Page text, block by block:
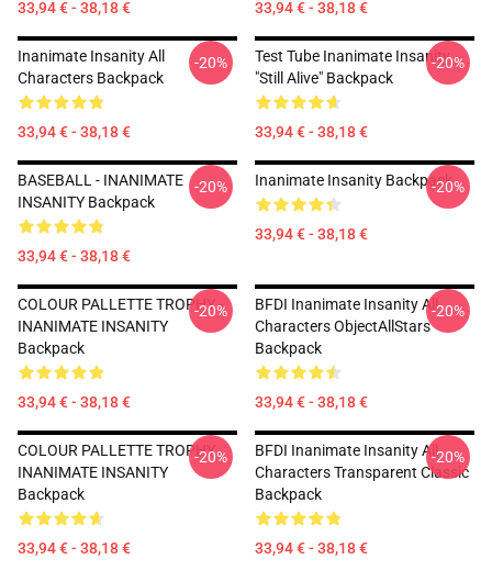
33,94 € - 38,18 € 33,94 € - 38,18 €
Inanimate Insanity All
Characters Backpack
33,94 € - 38,18 €
-20%
Test Tube Inanimate Insanity
"Still Alive" Backpack
33,94 € - 38,18 €
-20%
BASEBALL - INANIMATE
INSANITY Backpack
33,94 € - 38,18 €
-20% Inanimate Insanity Backpack
33,94 € - 38,18 €
-20%
COLOUR PALLETTE TROPHY -
INANIMATE INSANITY
Backpack
33,94 € - 38,18 €
-20%
BFDI Inanimate Insanity All
Characters ObjectAllStars
Backpack
33,94 € - 38,18 €
-20%
COLOUR PALLETTE TROPHY
INANIMATE INSANITY
Backpack
33,94 € - 38,18 €
-20%
BFDI Inanimate Insanity All
Characters Transparent Classic
Backpack
33,94 € - 38,18 €
-20%